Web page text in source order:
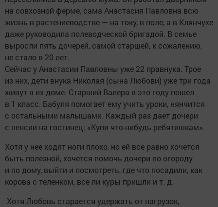
на совхозной ферме, сама Анастасия Павловна всю
жизнь в растениеводстве — на току, в поле, а в Клянчухе
даже руководила полеводческой бригадой. В семье
выросли пять дочерей, самой старшей, к сожалению,
не стало в 20 лет.
Сейчас у Анастасии Павловны уже 22 правнука. Трое
из них, дети внука Николая (сына Любови) уже три года
живут в их доме. Старший Валера в это году пошел
в 1 класс. Бабуля помогает ему учить уроки, нянчится
с остальными малышами. Каждый раз дает дочери
с пенсии на гостинец: «Купи что-нибудь ребятишкам».
Хотя у нее ходят ноги плохо, но ей все равно хочется
быть полезной, хочется помочь дочери по огороду
и по дому, выйти и посмотреть, где что посадили, как
корова с теленком, все ли куры пришли и т. д.
​ Хотя Любовь старается удержать от нагрузок,